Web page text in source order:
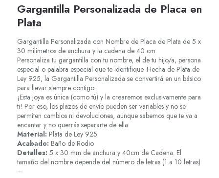
Gargantilla Personalizada de Placa en
Plata
Gargantilla Personalizada con Nombre de Placa de Plata de 5 x
30 milímetros de anchura y la cadena de 40 cm.
Personaliza tu gargantilla con tu nombre, el de tu hijo/a, persona
especial o palabra especial que te identifique. Hecha de Plata de
Ley 925, la Gargantilla Personalizada se convertirá en un básico
para llevar siempre contigo.
¡Esta joya es única (como tú) y la crearemos exclusivamente para
ti! Por eso, los plazos de envío pueden ser variables y no se
permiten cambios ni devoluciones, aunque sabemos que te va a
encantar y no querrás separarte de ella.
Material: Plata de Ley 925
Acabado: Baño de Rodio
Detalles: 5 x 30 mm de anchura y 40cm de Cadena. El
tamaño del nombre depende del número de letras (1 a 10 letras)
–